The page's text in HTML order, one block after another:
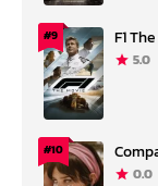
#9 F1
5.0
#10
0.0